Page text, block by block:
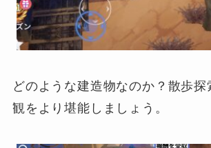
どのような建造物なのか？散歩探
観をより堪能しましょう。